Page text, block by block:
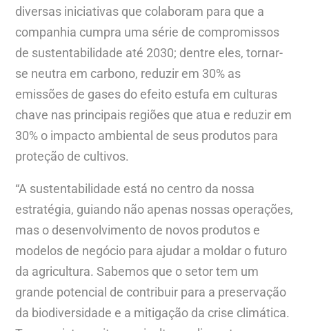
diversas iniciativas que colaboram para que a
companhia cumpra uma série de compromissos
de sustentabilidade até 2030; dentre eles, tornar-
se neutra em carbono, reduzir em 30% as
emissões de gases do efeito estufa em culturas
chave nas principais regiões que atua e reduzir em
30% o impacto ambiental de seus produtos para
proteção de cultivos.
“A sustentabilidade está no centro da nossa
estratégia, guiando não apenas nossas operações,
mas o desenvolvimento de novos produtos e
modelos de negócio para ajudar a moldar o futuro
da agricultura. Sabemos que o setor tem um
grande potencial de contribuir para a preservação
da biodiversidade e a mitigação da crise climática.